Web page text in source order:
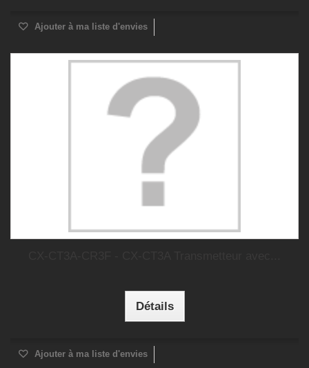
Ajouter à ma liste d'envies
Détails
Ajouter à ma liste d'envies